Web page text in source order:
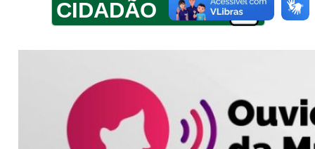
CIDADÃO